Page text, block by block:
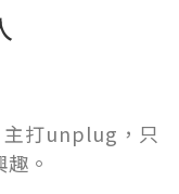
主打unplug，只
。